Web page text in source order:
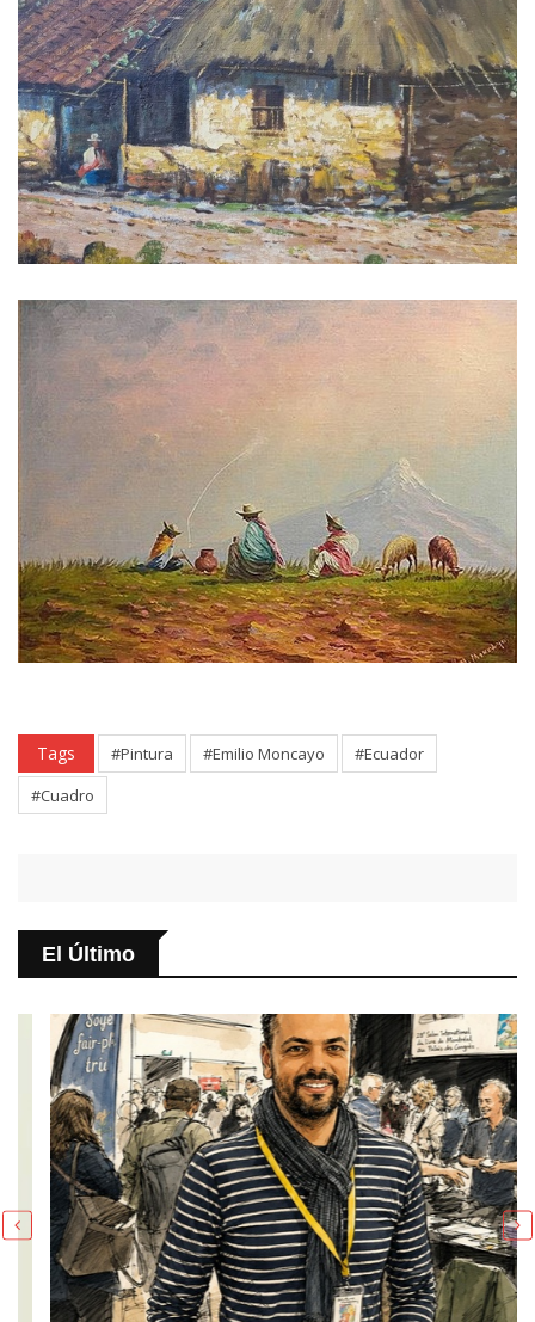
Tags #Pintura #Emilio Moncayo
#Ecuador
#Cuadro
El Último